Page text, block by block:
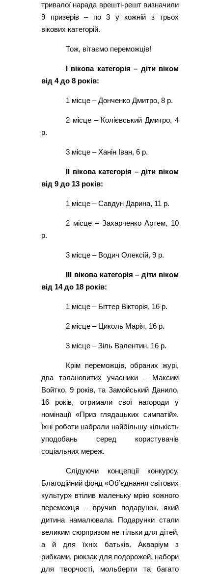
тривалої нарада врешті-решт визначили
9 призерів – по 3 у кожній з трьох
вікових категорій.
Тож, вітаємо переможців!
І вікова категорія – діти віком
від 4 до 8 років:
1 місце – Донченко Дмитро, 8 р.
2 місце – Колієвський Дмитро, 4
р.
3 місце – Ханін Іван, 6 р.
ІІ вікова категорія – діти віком
від 9 до 13 років:
1 місце – Савдун Дарина, 11 р.
2 місце – Захарченко Артем, 10
р.
3 місце – Водич Олексій, 9 р.
ІІІ вікова категорія – діти віком
від 14 до 18 років:
1 місце – Біттер Вікторія, 16 р.
2 місце – Циколь Марія, 16 р.
3 місце – Зіль Валентин, 16 р.
Крім переможців, обраних журі,
два талановитих учасники – Максим
Войтко, 9 років, та Замойський Данило,
16 років, отримали свої нагороди у
номінації «Приз глядацьких симпатій».
Їхні роботи набрали найбільшу кількість
уподобань серед користувачів
соціальних мереж.
Слідуючи концепції конкурсу,
Благодійний фонд «Об’єднання світових
культур» втілив маленьку мрію кожного
переможця – вручив подарунок, який
дитина намалювала. Подарунки стали
великим сюрпризом не тільки для дітей,
а й для їхніх батьків. Акваріум з
рибками, рюкзак для подорожей, набори
для творчості, мольберти та багато